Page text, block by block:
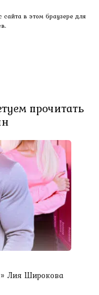
в этом браузере для
прочитать
Лия Широкова